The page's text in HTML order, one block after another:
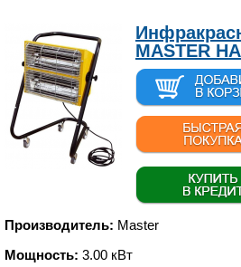
MASTER
Производитель: Master
Мощность: 3.00 кВт